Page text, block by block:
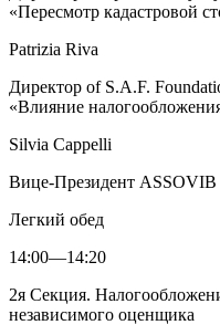
«Пересмотр кадастровой
Patrizia Riva
Директор of S.A.F.
«Влияние
Silvia Cappelli
Вице-Президент ASSOVIB
Легкий обед
14:00—14:20
2я Секция.
независимого оценщика